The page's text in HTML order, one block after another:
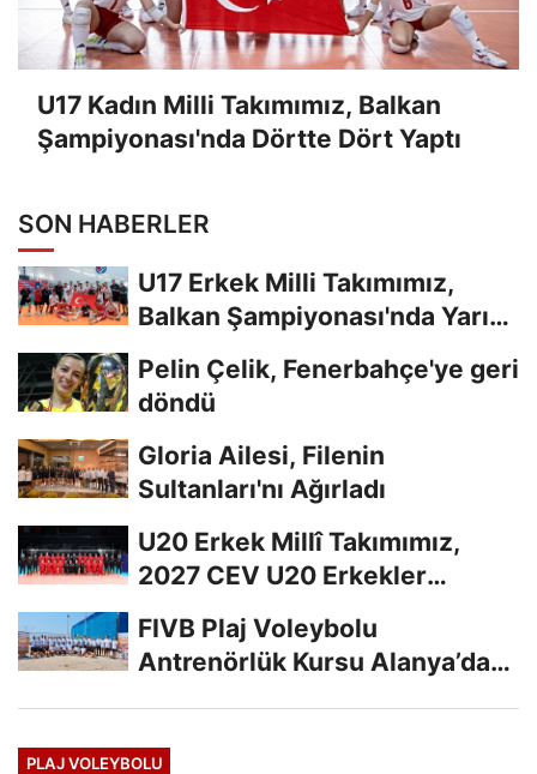
U17 Kadın Milli Takımımız, Balkan
Şampiyonası'nda Dörtte Dört Yaptı
SON HABERLER
U17 Erkek Milli Takımımız,
Balkan Şampiyonası'nda Yarı
Pelin Çelik, Fenerbahçe'ye geri
döndü
Gloria Ailesi, Filenin
Sultanları'nı Ağırladı
U20 Erkek Millî Takımımız,
2027 CEV U20 Erkekler
FIVB Plaj Voleybolu
Antrenörlük Kursu Alanya’da
PLAJ VOLEYBOLU